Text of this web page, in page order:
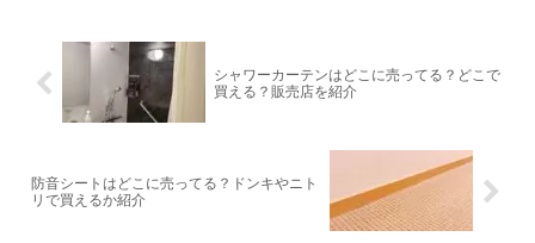
シャワーカーテンはどこに売ってる？どこで
買える？販売店を紹介
防音シートはどこに売ってる？ドンキやニト
リで買えるか紹介